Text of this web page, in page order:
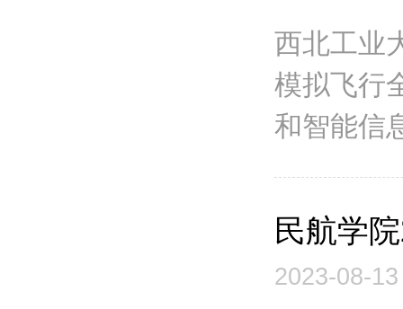
西北工业
模拟飞行
和智能信
民航学
2023-08-13